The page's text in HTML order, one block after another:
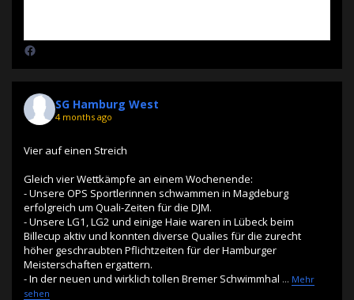
SG Hamburg West
4 months ago
Vier auf einen Streich
Gleich vier Wettkämpfe an einem Wochenende:
- Unsere OPS Sportlerinnen schwammen in Magdeburg
erfolgreich um Quali-Zeiten für die DJM.
- Unsere LG1, LG2 und einige Haie waren in Lübeck beim
Billecup aktiv und konnten diverse Qualies für die zurecht
höher geschraubten Pflichtzeiten für der Hamburger
Meisterschaften ergattern.
- In der neuen und wirklich tollen Bremer Schwimmhal ... Mehr
sehen